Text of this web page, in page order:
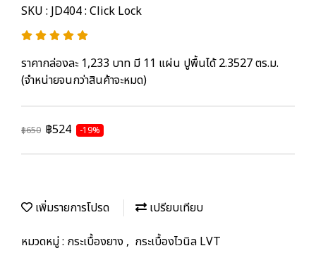
SKU : JD404 : Click Lock
ราคากล่องละ 1,233 บาท มี 11 แผ่น ปูพื้นได้ 2.3527 ตร.ม.
(จำหน่ายจนกว่าสินค้าจะหมด)
฿650 ฿524 -19%
เพิ่มรายการโปรด
เปรียบเทียบ
หมวดหมู่ : กระเบื้องยาง, กระเบื้องไวนิล LVT